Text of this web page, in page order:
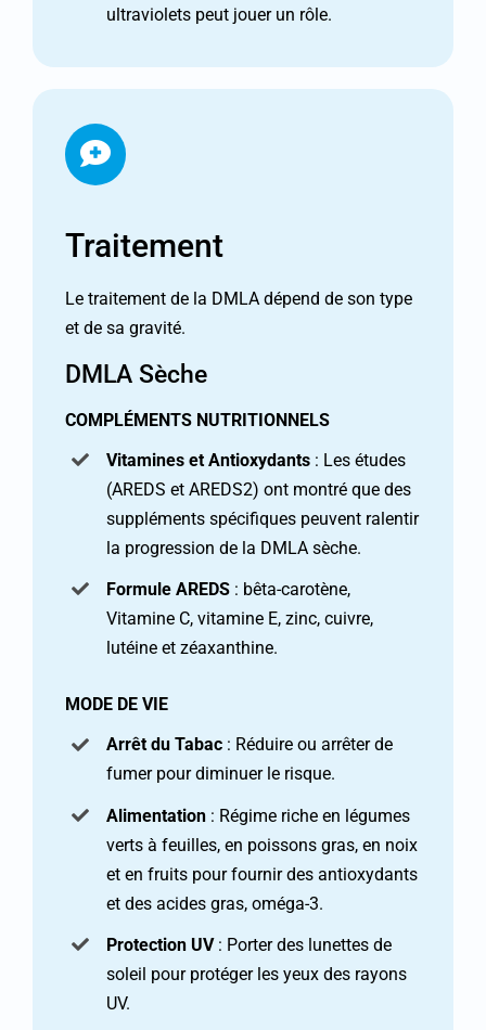
ultraviolets peut jouer un rôle.
Traitement
Le traitement de la DMLA dépend de son type
et de sa gravité.
DMLA Sèche
COMPLÉMENTS NUTRITIONNELS
Vitamines et Antioxydants : Les études
(AREDS et AREDS2) ont montré que des
suppléments spécifiques peuvent ralentir
la progression de la DMLA sèche.
Formule AREDS : bêta-carotène,
Vitamine C, vitamine E, zinc, cuivre,
lutéine et zéaxanthine.
MODE DE VIE
Arrêt du Tabac : Réduire ou arrêter de
fumer pour diminuer le risque.
Alimentation : Régime riche en légumes
verts à feuilles, en poissons gras, en noix
et en fruits pour fournir des antioxydants
et des acides gras, oméga-3.
Protection UV: Porter des lunettes de
soleil pour protéger les yeux des rayons
UV.